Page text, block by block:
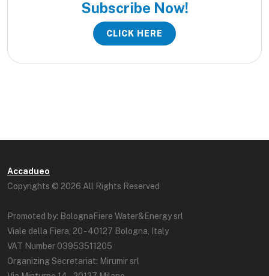
Subscribe Now!
CLICK HERE
Accadueo
Copyrights © 2026 All Rights Reserved
Promoted by: BolognaFiere Water&Energy srl
Viale della Fiera, 20 - 40127 Bologna, Italy
VAT Number 03953511205
Organizing Secretariat: Mirumir srl